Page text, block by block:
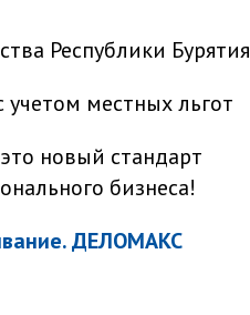
Республики Бурятия
местных льгот
новый стандарт
бизнеса!
ДЕЛОМАКС